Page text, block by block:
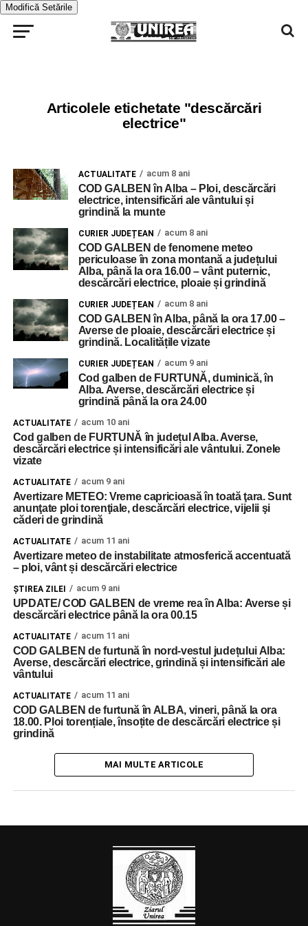
Modifică Setările
Articolele etichetate "descărcări
electrice"
ACTUALITATE acum 8 ani
COD GALBEN în Alba – Ploi, descărcări
electrice, intensificări ale vântului și
grindină la munte
CURIER JUDEȚEAN acum 8 ani
COD GALBEN de fenomene meteo
periculoase în zona montană a județului
Alba, până la ora 16.00 – vânt puternic,
descărcări electrice, ploaie și grindină
CURIER JUDEȚEAN acum 8 ani
COD GALBEN în Alba, până la ora 17.00 –
Averse de ploaie, descărcări electrice și
grindină. Localitățile vizate
CURIER JUDEȚEAN acum 9 ani
Cod galben de FURTUNĂ, duminică, în
Alba. Averse, descărcări electrice și
grindină până la ora 24.00
ACTUALITATE acum 10 ani
Cod galben de FURTUNĂ în județul Alba. Averse,
descărcări electrice și intensificări ale vântului. Zonele
vizate
ACTUALITATE acum 9 ani
Avertizare METEO: Vreme capricioasă în toată ţara. Sunt
anunţate ploi torenţiale, descărcări electrice, vijelii şi
căderi de grindină
ACTUALITATE acum 11 ani
Avertizare meteo de instabilitate atmosferică accentuată
– ploi, vânt și descărcări electrice
ŞTIREA ZILEI acum 9 ani
UPDATE/ COD GALBEN de vreme rea în Alba: Averse și
descărcări electrice până la ora 00.15
ACTUALITATE acum 11 ani
COD GALBEN de furtună în nord-vestul județului Alba:
Averse, descărcări electrice, grindină și intensificări ale
vântului
ACTUALITATE acum 11 ani
COD GALBEN de furtună în ALBA, vineri, până la ora
18.00. Ploi torențiale, însoțite de descărcări electrice și
grindină
MAI MULTE ARTICOLE